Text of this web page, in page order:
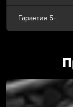
Гарантия 5+